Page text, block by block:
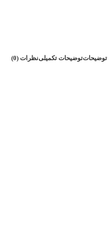
توضیحاتتوضیحات تکمیلینظرات (0)